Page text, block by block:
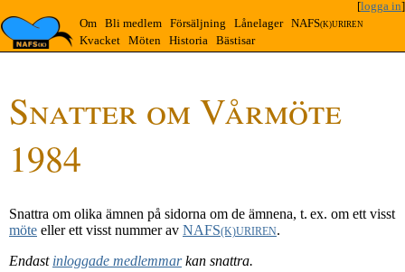
[logga in]
Om
Bli medlem Försäljning Lånelager NAFS(K)URIREN
Kvacket Möten Historia Bästisar
Snatter om Vårmöte
1984
Snattra om olika ämnen på sidorna om de ämnena, t. ex. om ett visst
möte eller ett visst nummer av NAFS(K)URIREN.
Endast inloggade medlemmarkan snattra.